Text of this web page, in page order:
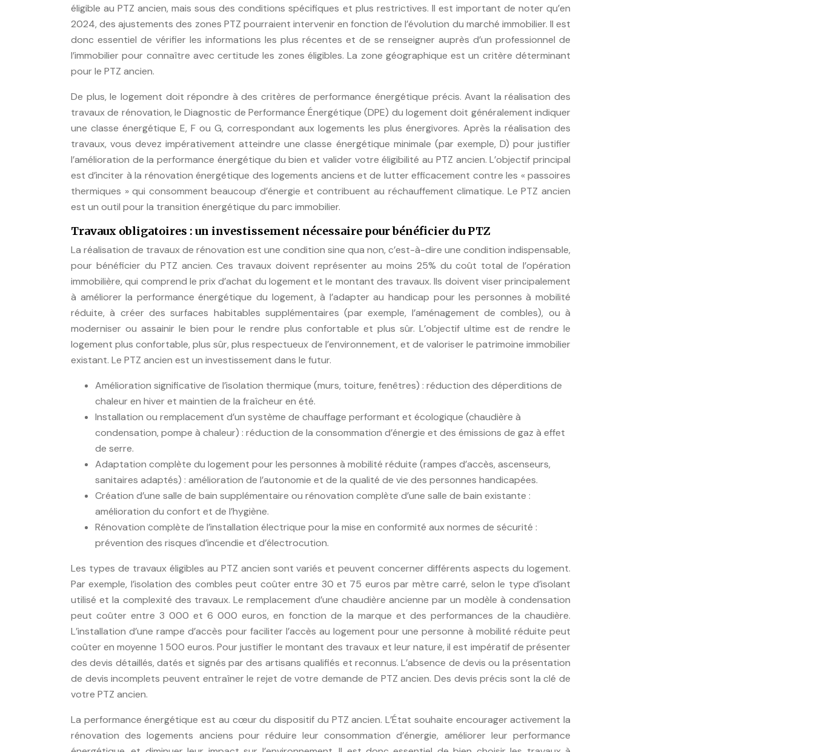
éligible au PTZ ancien, mais sous des conditions spécifiques et plus restrictives. Il est important de noter qu’en
2024, des ajustements des zones PTZ pourraient intervenir en fonction de l’évolution du marché immobilier. Il est
donc essentiel de vérifier les informations les plus récentes et de se renseigner auprès d’un professionnel de
l’immobilier pour connaître avec certitude les zones éligibles. La zone géographique est un critère déterminant
pour le PTZ ancien.
De plus, le logement doit répondre à des critères de performance énergétique précis. Avant la réalisation des
travaux de rénovation, le Diagnostic de Performance Énergétique (DPE) du logement doit généralement indiquer
une classe énergétique E, F ou G, correspondant aux logements les plus énergivores. Après la réalisation des
travaux, vous devez impérativement atteindre une classe énergétique minimale (par exemple, D) pour justifier
l’amélioration de la performance énergétique du bien et valider votre éligibilité au PTZ ancien. L’objectif principal
est d’inciter à la rénovation énergétique des logements anciens et de lutter efficacement contre les « passoires
thermiques » qui consomment beaucoup d’énergie et contribuent au réchauffement climatique. Le PTZ ancien
est un outil pour la transition énergétique du parc immobilier.
Travaux obligatoires : un investissement nécessaire pour bénéficier du PTZ
La réalisation de travaux de rénovation est une condition sine qua non, c’est-à-dire une condition indispensable,
pour bénéficier du PTZ ancien. Ces travaux doivent représenter au moins 25% du coût total de l’opération
immobilière, qui comprend le prix d’achat du logement et le montant des travaux. Ils doivent viser principalement
à améliorer la performance énergétique du logement, à l’adapter au handicap pour les personnes à mobilité
réduite, à créer des surfaces habitables supplémentaires (par exemple, l’aménagement de combles), ou à
moderniser ou assainir le bien pour le rendre plus confortable et plus sûr. L’objectif ultime est de rendre le
logement plus confortable, plus sûr, plus respectueux de l’environnement, et de valoriser le patrimoine immobilier
existant. Le PTZ ancien est un investissement dans le futur.
Amélioration significative de l’isolation thermique (murs, toiture, fenêtres) : réduction des déperditions de
chaleur en hiver et maintien de la fraîcheur en été.
Installation ou remplacement d’un système de chauffage performant et écologique (chaudière à
condensation, pompe à chaleur) : réduction de la consommation d’énergie et des émissions de gaz à effet
de serre.
Adaptation complète du logement pour les personnes à mobilité réduite (rampes d’accès, ascenseurs,
sanitaires adaptés) : amélioration de l’autonomie et de la qualité de vie des personnes handicapées.
Création d’une salle de bain supplémentaire ou rénovation complète d’une salle de bain existante :
amélioration du confort et de l’hygiène.
Rénovation complète de l’installation électrique pour la mise en conformité aux normes de sécurité :
prévention des risques d’incendie et d’électrocution.
Les types de travaux éligibles au PTZ ancien sont variés et peuvent concerner différents aspects du logement.
Par exemple, l’isolation des combles peut coûter entre 30 et 75 euros par mètre carré, selon le type d’isolant
utilisé et la complexité des travaux. Le remplacement d’une chaudière ancienne par un modèle à condensation
peut coûter entre 3 000 et 6 000 euros, en fonction de la marque et des performances de la chaudière.
L’installation d’une rampe d’accès pour faciliter l’accès au logement pour une personne à mobilité réduite peut
coûter en moyenne 1 500 euros. Pour justifier le montant des travaux et leur nature, il est impératif de présenter
des devis détaillés, datés et signés par des artisans qualifiés et reconnus. L’absence de devis ou la présentation
de devis incomplets peuvent entraîner le rejet de votre demande de PTZ ancien. Des devis précis sont la clé de
votre PTZ ancien.
La performance énergétique est au cœur du dispositif du PTZ ancien. L’État souhaite encourager activement la
rénovation des logements anciens pour réduire leur consommation d’énergie, améliorer leur performance